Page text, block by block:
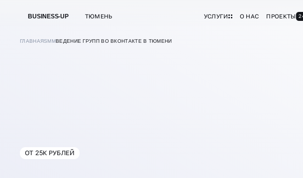
BUSINESS-UP ТЮМЕНЬ УСЛУГИ О НАС ПРОЕКТЫ
ГЛАВНАЯSMMВЕДЕНИЕ ГРУПП ВО ВКОНТАКТЕ В ТЮМЕНИ
ОТ 25К РУБЛЕЙ